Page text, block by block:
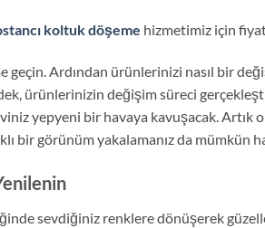
koltuk döşeme hizmetimiz için fiyat
Ardından ürünlerinizi nasıl bir
ürünlerinizin değişim süreci
yepyeni bir havaya kavuşacak. Artık
bir görünüm yakalamanız da mümkün
sevdiğiniz renklere dönüşerek